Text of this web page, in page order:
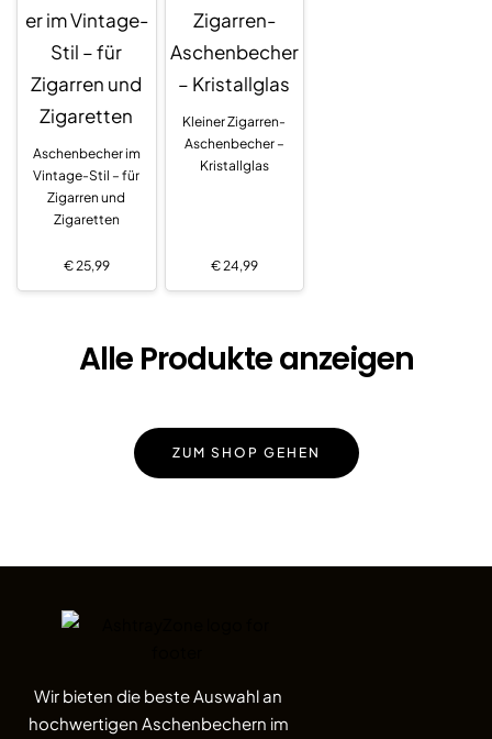
Aschenbecher im
Vintage-Stil – für
Zigarren und
Zigaretten
€25,99
Kleiner Zigarren-
Aschenbecher –
Kristallglas
€24,99
Alle Produkte anzeigen
ZUM SHOP GEHEN
Wir bieten die beste Auswahl an
hochwertigen Aschenbechern im